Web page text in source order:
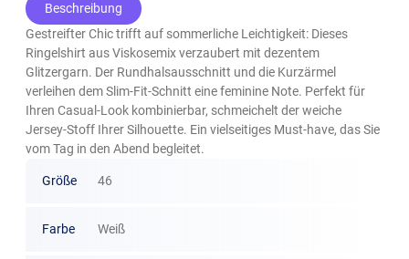
Beschreibung
Gestreifter Chic trifft auf sommerliche Leichtigkeit: Dieses
Ringelshirt aus Viskosemix verzaubert mit dezentem
Glitzergarn. Der Rundhalsausschnitt und die Kurzärmel
verleihen dem Slim-Fit-Schnitt eine feminine Note. Perfekt für
Ihren Casual-Look kombinierbar, schmeichelt der weiche
Jersey-Stoff Ihrer Silhouette. Ein vielseitiges Must-have, das Sie
vom Tag in den Abend begleitet.
Größe 46
Farbe Weiß